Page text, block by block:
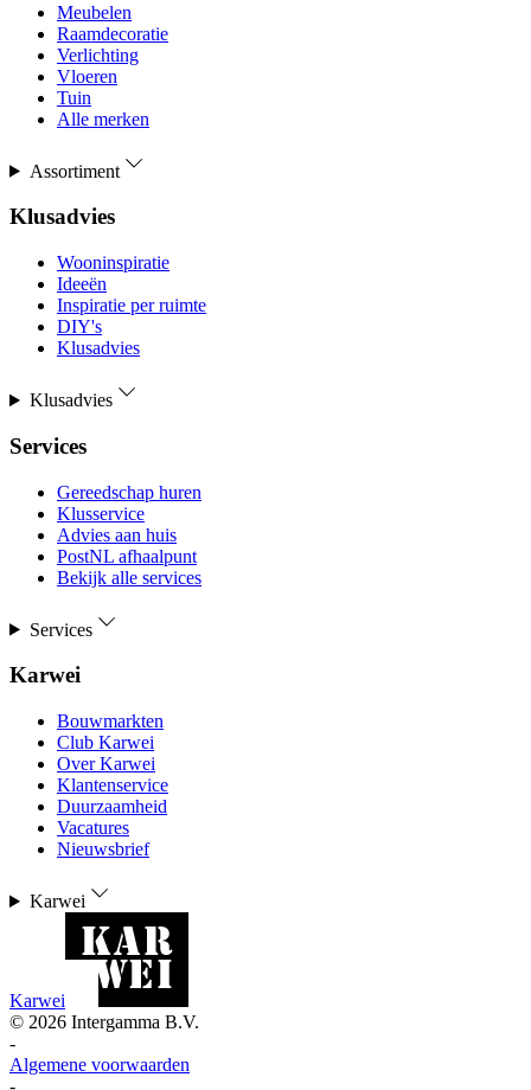
Meubelen
Raamdecoratie
Verlichting
Vloeren
Tuin
Alle merken
Assortiment
Klusadvies
Wooninspiratie
Ideeën
Inspiratie per ruimte
DIY's
Klusadvies
Klusadvies
Services
Gereedschap huren
Klusservice
Advies aan huis
PostNL afhaalpunt
Bekijk alle services
Services
Karwei
Bouwmarkten
Club Karwei
Over Karwei
Klantenservice
Duurzaamheid
Vacatures
Nieuwsbrief
Karwei
Karwei
© 2026 Intergamma B.V.
-
Algemene voorwaarden
-